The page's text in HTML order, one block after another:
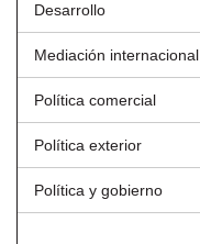
Desarrollo
Mediación internacional
Política comercial
Política exterior
Política y gobierno